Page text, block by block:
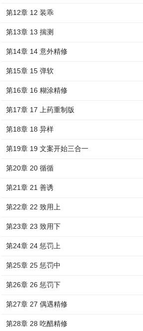
第12章 12 装乖
第13章 13 揣测
第14章 14 意外精修
第15章 15 弹软
第16章 16 糊涂精修
第17章 17 上药重制版
第18章 18 异样
第19章 19 文案开始三合一
第20章 20 循循
第21章 21 善诱
第22章 22 致用上
第23章 23 致用下
第24章 24 惩罚上
第25章 25 惩罚中
第26章 26 惩罚下
第27章 27 偶遇精修
第28章 28 吃醋精修